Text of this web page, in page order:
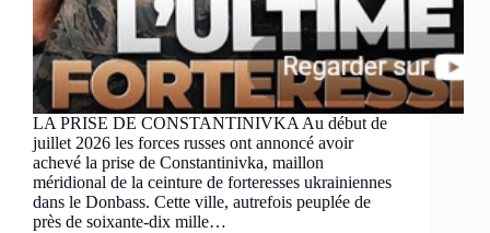
LA PRISE DE CONSTANTINIVKA Au début de
juillet 2026 les forces russes ont annoncé avoir
achevé la prise de Constantinivka, maillon
méridional de la ceinture de forteresses ukrainiennes
dans le Donbass. Cette ville, autrefois peuplée de
près de soixante-dix mille…